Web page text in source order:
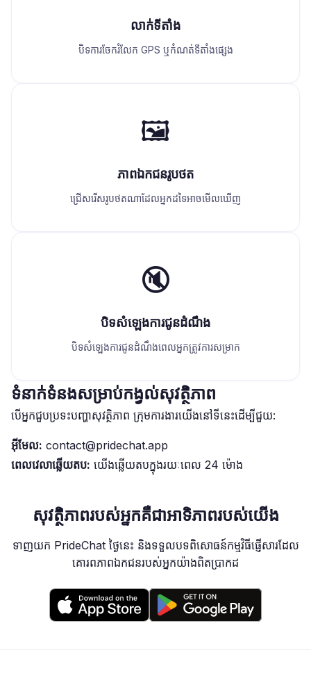
លាក់ទីតាំង
បិទការចែករំលែក GPS ឬកំណត់ទីតាំងផ្សេង
🖼️
ភាពឯកជនរូបថត
ជ្រើសរើសរូបថតណាដែលអ្នកដទៃអាចមើលឃើញ
🔇
បិទសំឡេងការជូនដំណឹង
បិទសំឡេងការជូនដំណឹងពេលអ្នកត្រូវការសម្រាក
ទំនាក់ទំនងសម្រាប់កង្វល់សុវត្ថិភាព
បើអ្នកជួបប្រទះបញ្ហាសុវត្ថិភាព ក្រុមការងារយើងនៅទីនេះដើម្បីជួយ:
អ៊ីមែល: contact@pridechat.app
ពេលវេលាឆ្លើយតប: យើងឆ្លើយតបក្នុងរយៈពេល 24 ម៉ោង
សុវត្ថិភាពរបស់អ្នកគឺជាអាទិភាពរបស់យើង
ទាញយក PrideChat ថ្ងៃនេះ និងទទួលបទពិសោធន៍កម្មវិធីផ្ញើសារដែល
គោរពភាពឯកជនរបស់អ្នកយ៉ាងពិតប្រាកដ